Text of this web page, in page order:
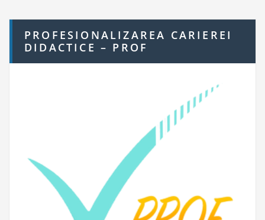
PROFESIONALIZAREA CARIEREI
DIDACTICE – PROF